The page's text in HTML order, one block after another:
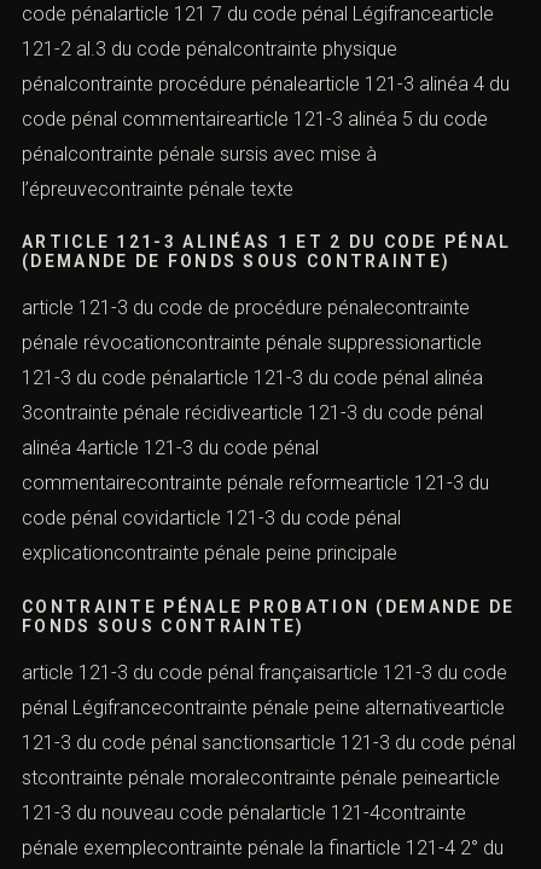
code pénalarticle 121 7 du code pénal Légifrancearticle
121-2 al.3 du code pénalcontrainte physique
pénalcontrainte procédure pénalearticle 121-3 alinéa 4 du
code pénal commentairearticle 121-3 alinéa 5 du code
pénalcontrainte pénale sursis avec mise à
l’épreuvecontrainte pénale texte
ARTICLE 121-3 ALINÉAS 1 ET 2 DU CODE PÉNAL
(DEMANDE DE FONDS SOUS CONTRAINTE)
article 121-3 du code de procédure pénalecontrainte
pénale révocationcontrainte pénale suppressionarticle
121-3 du code pénalarticle 121-3 du code pénal alinéa
3contrainte pénale récidivearticle 121-3 du code pénal
alinéa 4article 121-3 du code pénal
commentairecontrainte pénale reformearticle 121-3 du
code pénal covidarticle 121-3 du code pénal
explicationcontrainte pénale peine principale
CONTRAINTE PÉNALE PROBATION (DEMANDE DE
FONDS SOUS CONTRAINTE)
article 121-3 du code pénal françaisarticle 121-3 du code
pénal Légifrancecontrainte pénale peine alternativearticle
121-3 du code pénal sanctionsarticle 121-3 du code pénal
stcontrainte pénale moralecontrainte pénale peinearticle
121-3 du nouveau code pénalarticle 121-4contrainte
pénale exemplecontrainte pénale la finarticle 121-4 2° du